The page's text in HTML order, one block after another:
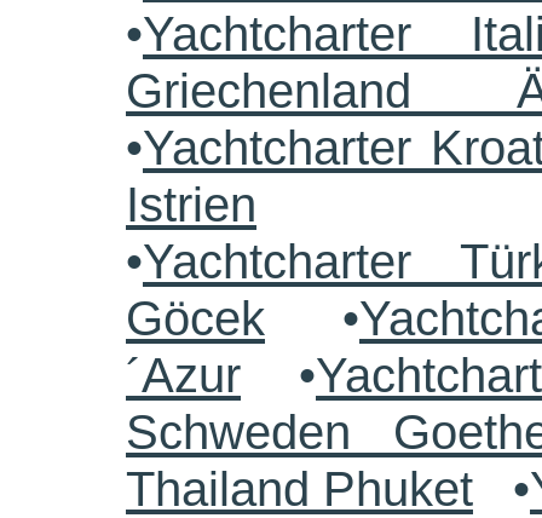
•Yachtcharter
Griechenland
•Yachtcharter
Istrien
•Yachtcharter
Göcek •
´Azur •
Schweden
Thailand Phuket •